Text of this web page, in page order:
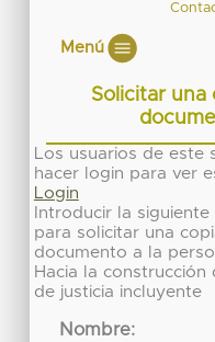
Menú
Solicitar una
Los usuarios de este
hacer login para ver
Login
Introducir la siguiente
para solicitar una
documento a la
Hacia la construcción
de justicia incluyente
Nombre: